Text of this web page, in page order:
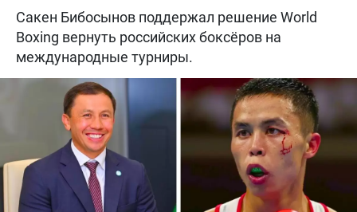
Сакен Бибосынов поддержал решение World
Boxing вернуть российских боксёров на
международные турниры.